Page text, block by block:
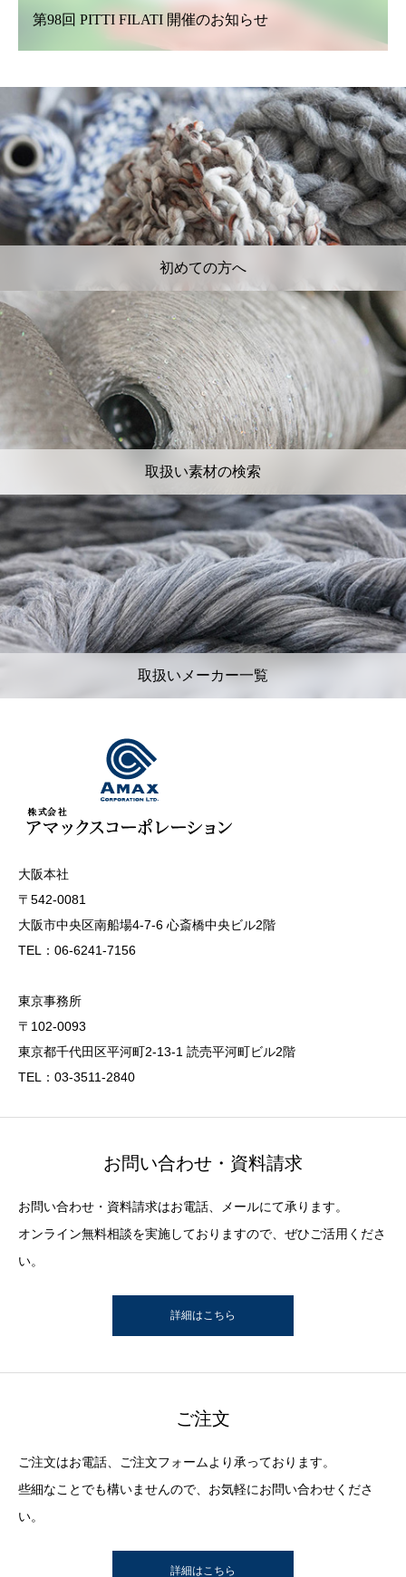
第98回 PITTI FILATI 開催のお知らせ
初めての方へ
取扱い素材の検索
取扱いメーカー一覧
大阪本社
〒542-0081
大阪市中央区南船場4-7-6 心斎橋中央ビル2階
TEL：06-6241-7156
東京事務所
〒102-0093
東京都千代田区平河町2-13-1 読売平河町ビル2階
TEL：03-3511-2840
お問い合わせ・資料請求
お問い合わせ・資料請求はお電話、メールにて承ります。
オンライン無料相談を実施しておりますので、ぜひご活用くださ
い。
詳細はこちら
ご注文
ご注文はお電話、ご注文フォームより承っております。
些細なことでも構いませんので、お気軽にお問い合わせくださ
い。
詳細はこちら